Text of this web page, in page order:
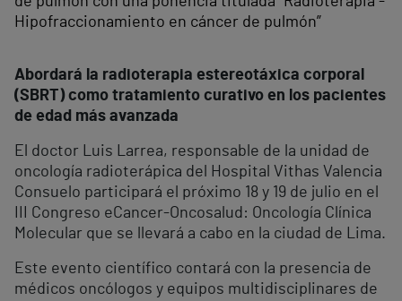
Hipofraccionamiento en cáncer de pulmón”
Abordará la radioterapia estereotáxica corporal
(SBRT) como tratamiento curativo en los pacientes
de edad más avanzada
El doctor Luis Larrea, responsable de la unidad de
oncología radioterápica del Hospital Vithas Valencia
Consuelo participará el próximo 18 y 19 de julio en el
III Congreso eCancer-Oncosalud: Oncología Clínica
Molecular que se llevará a cabo en la ciudad de Lima.
Este evento científico contará con la presencia de
médicos oncólogos y equipos multidisciplinares de